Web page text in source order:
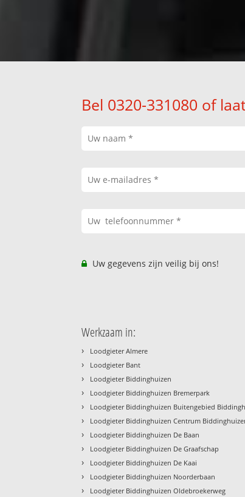
Bel 0320-331080 of
Uw gegevens zijn veilig bij ons!
Werkzaam in:
› Loodgieter Almere
› Loodgieter Bant
› Loodgieter Biddinghuizen
› Loodgieter Biddinghuizen Bremerpark
› Loodgieter Biddinghuizen Buitengebied
› Loodgieter Biddinghuizen Centrum
› Loodgieter Biddinghuizen De Baan
› Loodgieter Biddinghuizen De Graafschap
› Loodgieter Biddinghuizen De Kaai
› Loodgieter Biddinghuizen Noorderbaan
› Loodgieter Biddinghuizen Oldebroekerweg